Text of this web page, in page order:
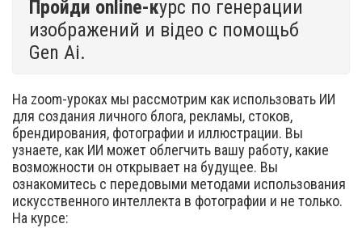
Пройди online-курс по генерации
изображений и відео с помощьб
Gen Ai.
На zoom-уроках мы рассмотрим как использовать ИИ
для создания личного блога, рекламы, стоков,
брендирования, фотографии и иллюстрации. Вы
узнаете, как ИИ может облегчить вашу работу, какие
возможности он открывает на будущее. Вы
ознакомитесь с передовыми методами использования
искусственного интеллекта в фотографии и не только.
На курсе: